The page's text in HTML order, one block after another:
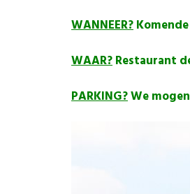
WANNEER?
WAAR?Restaurant
PARKING?We